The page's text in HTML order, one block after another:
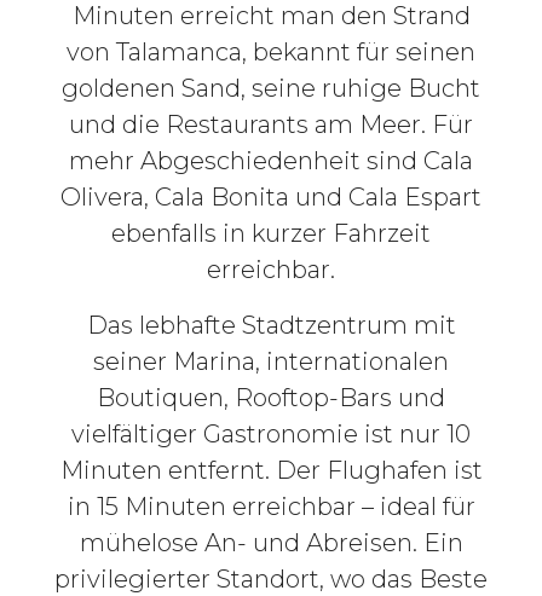
Minuten erreicht man den Strand
von Talamanca, bekannt für seinen
goldenen Sand, seine ruhige Bucht
und die Restaurants am Meer. Für
mehr Abgeschiedenheit sind Cala
Olivera, Cala Bonita und Cala Espart
ebenfalls in kurzer Fahrzeit
erreichbar.
Das lebhafte Stadtzentrum mit
seiner Marina, internationalen
Boutiquen, Rooftop-Bars und
vielfältiger Gastronomie ist nur 10
Minuten entfernt. Der Flughafen ist
in 15 Minuten erreichbar – ideal für
mühelose An- und Abreisen. Ein
privilegierter Standort, wo das Beste